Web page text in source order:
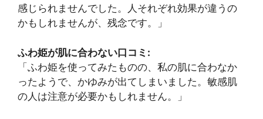
感じられませんでした。人それぞれ効果が違うの
かもしれませんが、残念です。」
ふわ姫が肌に合わない口コミ:
「ふわ姫を使ってみたものの、私の肌に合わなか
ったようで、かゆみが出てしまいました。敏感肌
の人は注意が必要かもしれません。」